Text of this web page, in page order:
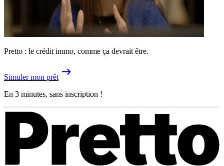
Pretto : le crédit immo, comme ça devrait être.
Simuler mon prêt
En 3 minutes, sans inscription !